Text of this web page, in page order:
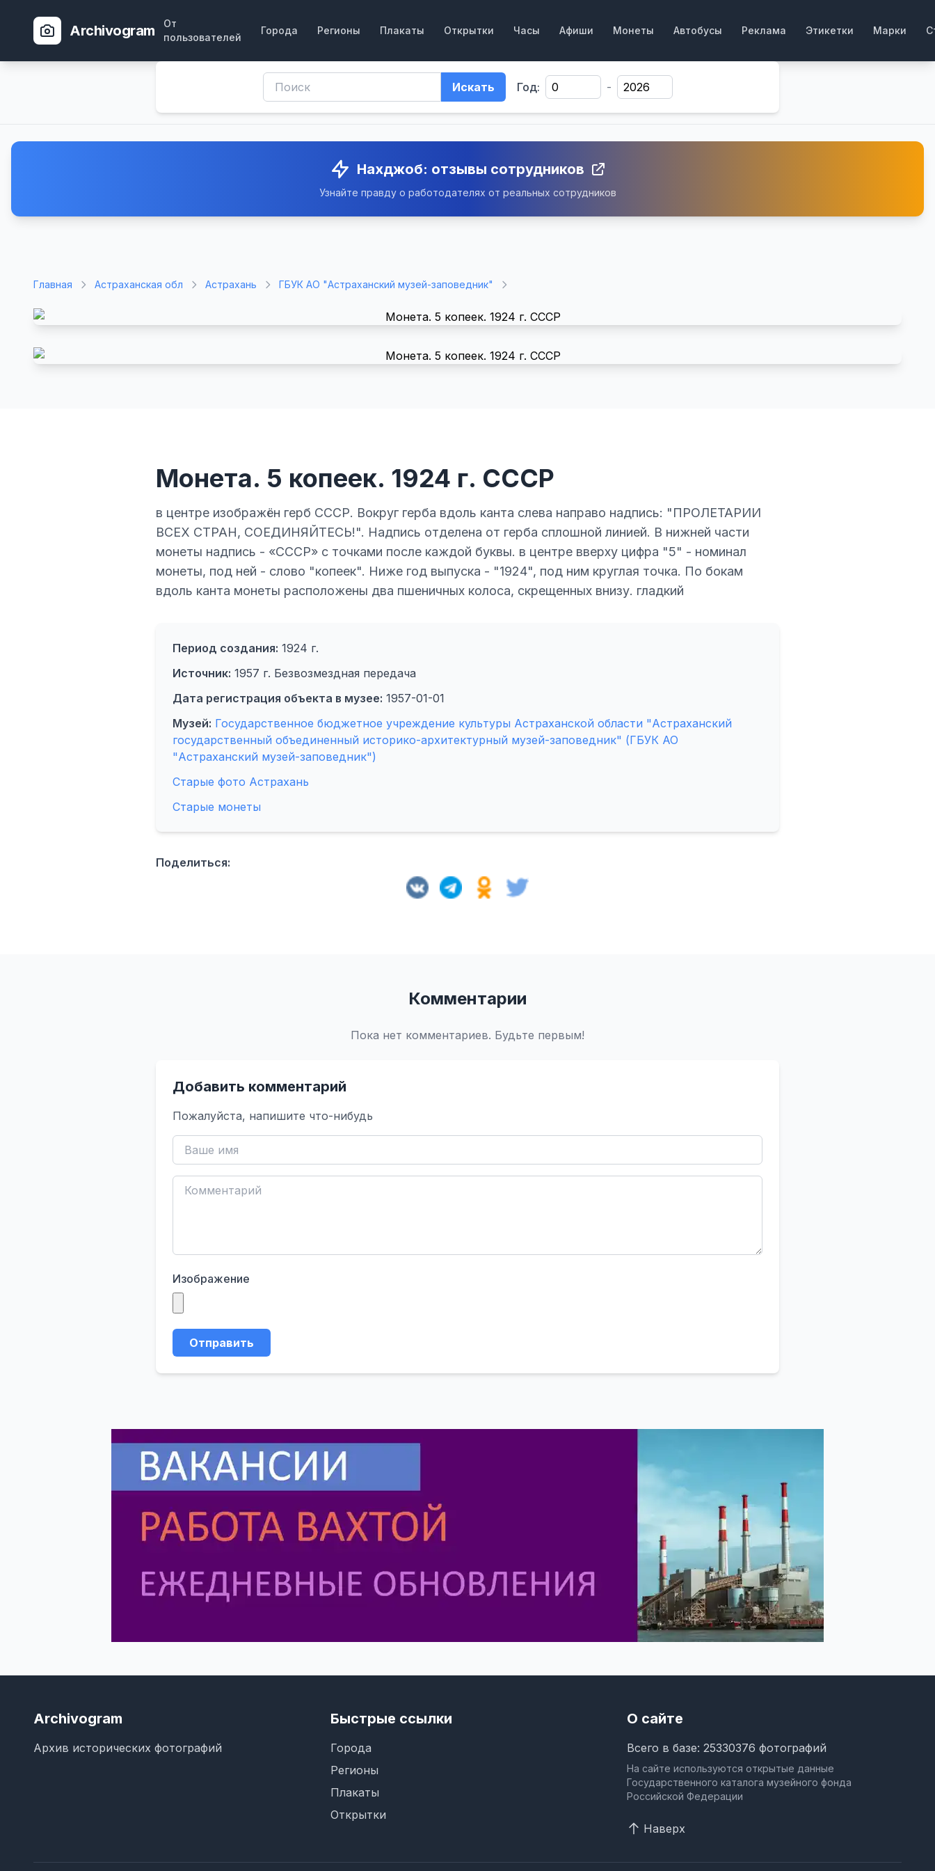
Archivogram
От
пользователей
Города Регионы Плакаты Открытки Часы Афиши Монеты Автобусы Реклама Этикетки Марки
Искать Год: -
Нахджоб: отзывы сотрудников
Узнайте правду о работодателях от реальных сотрудников
Главная Астраханская обл Астрахань ГБУК АО "Астраханский музей-заповедник"
Монета. 5 копеек. 1924 г. СССР
в центре изображён герб СССР. Вокруг герба вдоль канта слева направо надпись: "ПРОЛЕТАРИИ
ВСЕХ СТРАН, СОЕДИНЯЙТЕСЬ!". Надпись отделена от герба сплошной линией. В нижней части
монеты надпись - «СССР» с точками после каждой буквы. в центре вверху цифра "5" - номинал
монеты, под ней - слово "копеек". Ниже год выпуска - "1924", под ним круглая точка. По бокам
вдоль канта монеты расположены два пшеничных колоса, скрещенных внизу. гладкий
Период создания: 1924 г.
Источник: 1957 г. Безвозмездная передача
Дата регистрация объекта в музее: 1957-01-01
Музей: Государственное бюджетное учреждение культуры Астраханской области "Астраханский
государственный объединенный историко-архитектурный музей-заповедник" (ГБУК АО
"Астраханский музей-заповедник")
Старые фото Астрахань
Старые монеты
Поделиться:
Комментарии
Пока нет комментариев. Будьте первым!
Добавить комментарий
Пожалуйста, напишите что-нибудь
Изображение
Отправить
Archivogram
Архив исторических фотографий
Быстрые ссылки
Города
Регионы
Плакаты
Открытки
О сайте
Всего в базе: 25330376 фотографий
На сайте используются открытые данные
Государственного каталога музейного фонда
Российской Федерации
Наверх